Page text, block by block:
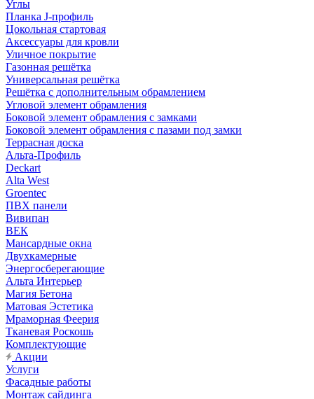
Углы
Планка J-профиль
Цокольная стартовая
Аксессуары для кровли
Уличное покрытие
Газонная решётка
Универсальная решётка
Решётка с дополнительным обрамлением
Угловой элемент обрамления
Боковой элемент обрамления с замками
Боковой элемент обрамления с пазами под замки
Террасная доска
Альта-Профиль
Deckart
Alta West
Groentec
ПВХ панели
Вивипан
ВЕК
Мансардные окна
Двухкамерные
Энергосберегающие
Альта Интерьер
Магия Бетона
Матовая Эстетика
Мраморная Феерия
Тканевая Роскошь
Комплектующие
Акции
Услуги
Фасадные работы
Монтаж сайдинга